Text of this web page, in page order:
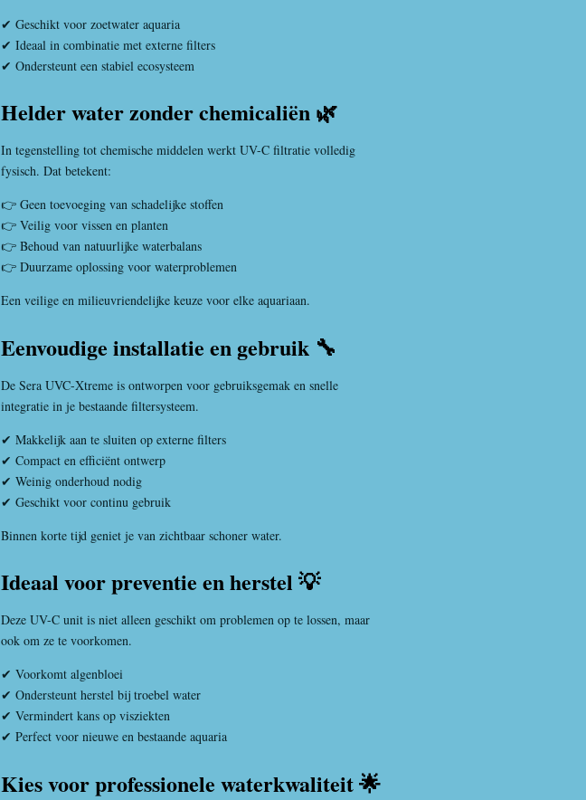
✔ Geschikt voor zoetwater aquaria
✔ Ideaal in combinatie met externe filters
✔ Ondersteunt een stabiel ecosysteem
Helder water zonder chemicaliën 🌿
In tegenstelling tot chemische middelen werkt UV-C filtratie volledig
fysisch. Dat betekent:
👉 Geen toevoeging van schadelijke stoffen
👉 Veilig voor vissen en planten
👉 Behoud van natuurlijke waterbalans
👉 Duurzame oplossing voor waterproblemen
Een veilige en milieuvriendelijke keuze voor elke aquariaan.
Eenvoudige installatie en gebruik 🔧
De Sera UVC-Xtreme is ontworpen voor gebruiksgemak en snelle
integratie in je bestaande filtersysteem.
✔ Makkelijk aan te sluiten op externe filters
✔ Compact en efficiënt ontwerp
✔ Weinig onderhoud nodig
✔ Geschikt voor continu gebruik
Binnen korte tijd geniet je van zichtbaar schoner water.
Ideaal voor preventie en herstel 💡
Deze UV-C unit is niet alleen geschikt om problemen op te lossen, maar
ook om ze te voorkomen.
✔ Voorkomt algenbloei
✔ Ondersteunt herstel bij troebel water
✔ Vermindert kans op visziekten
✔ Perfect voor nieuwe en bestaande aquaria
Kies voor professionele waterkwaliteit 🌟